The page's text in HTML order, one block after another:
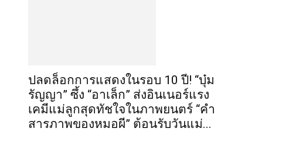
ปลดล็อกการแสดงในรอบ 10 ปี! “บุ๋ม
รัญญา” ซึ้ง “อาเล็ก” ส่งอินเนอร์แรง
เคมีแม่ลูกสุดทัชใจในภาพยนตร์ “คำ
สารภาพของหมอผี” ต้อนรับวันแม่...